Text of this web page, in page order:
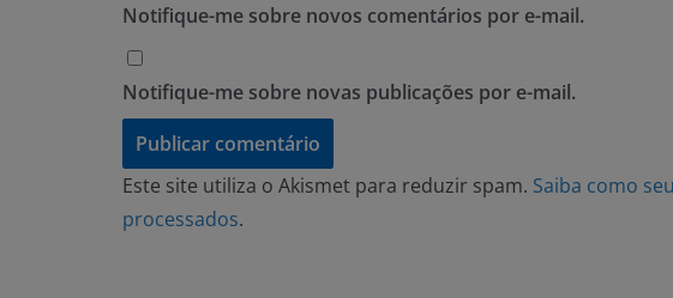
Notifique-me sobre novos comentários por e-mail.
Notifique-me sobre novas publicações por e-mail.
Este site utiliza o Akismet para reduzir spam. Saiba como
processados.